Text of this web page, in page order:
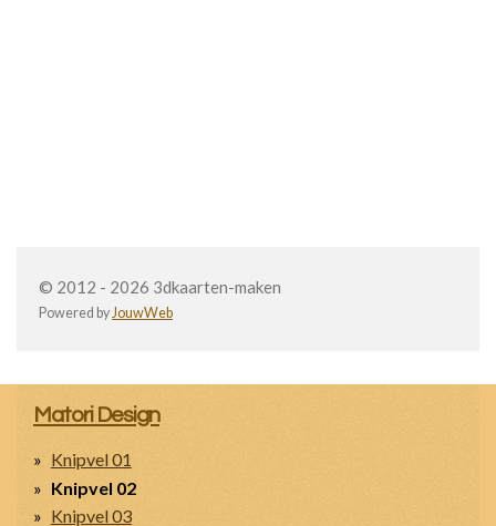
© 2012 - 2026 3dkaarten-maken
Powered byJouwWeb
Matori Design
Knipvel 01
Knipvel 02
Knipvel 03